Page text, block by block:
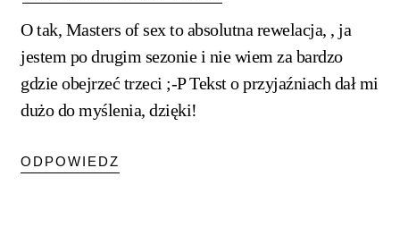
O tak, Masters of sex to absolutna rewelacja, , ja
jestem po drugim sezonie i nie wiem za bardzo
gdzie obejrzeć trzeci ;-P Tekst o przyjaźniach dał mi
dużo do myślenia, dzięki!
ODPOWIEDZ